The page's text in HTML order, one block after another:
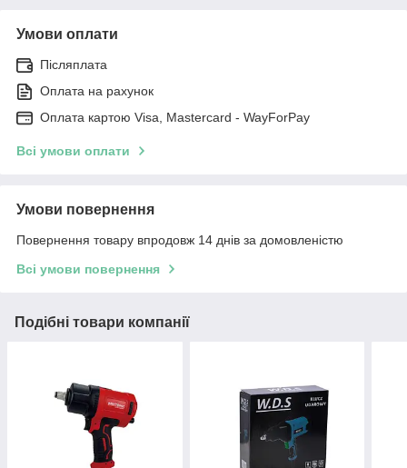
Умови оплати
Післяплата
Оплата на рахунок
Оплата картою Visa, Mastercard - WayForPay
Всі умови оплати
Умови повернення
Повернення товару впродовж 14 днів за домовленістю
Всі умови повернення
Подібні товари компанії